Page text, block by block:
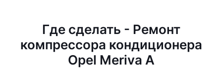
Где сделать - Ремонт
компрессора кондиционера
Opel Meriva A